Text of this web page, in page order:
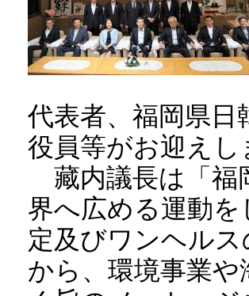
代表者、福岡県日
役員等がお迎えし
藏内議長は「福
界へ広める運動
定及びワンヘル
から、環境事業